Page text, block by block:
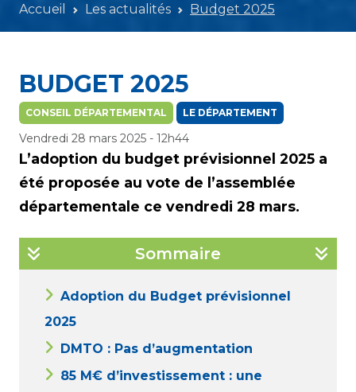
Accueil Les actualités Budget 2025
BUDGET 2025
CONSEIL DÉPARTEMENTAL LE DÉPARTEMENT
Vendredi 28 mars 2025 - 12h44
L’adoption du budget prévisionnel 2025 a
été proposée au vote de l’assemblée
départementale ce vendredi 28 mars.
Sommaire
Adoption du Budget prévisionnel
2025
DMTO : Pas d’augmentation
85 M€ d’investissement : une